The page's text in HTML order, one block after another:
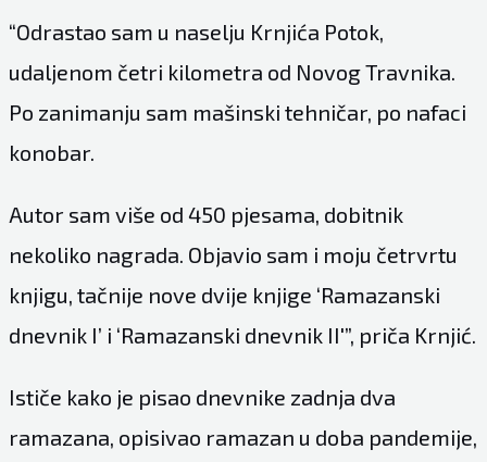
“Odrastao sam u naselju Krnjića Potok,
udaljenom četri kilometra od Novog Travnika.
Po zanimanju sam mašinski tehničar, po nafaci
konobar.
Autor sam više od 450 pjesama, dobitnik
nekoliko nagrada. Objavio sam i moju četrvrtu
knjigu, tačnije nove dvije knjige ‘Ramazanski
dnevnik I’ i ‘Ramazanski dnevnik II'”, priča Krnjić.
Ističe kako je pisao dnevnike zadnja dva
ramazana, opisivao ramazan u doba pandemije,